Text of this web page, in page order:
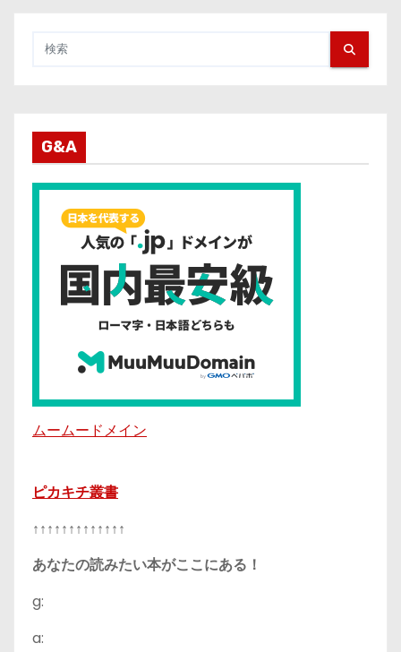
G&A
ムームードメイン
ピカキチ叢書
↑↑↑↑↑↑↑↑↑↑↑↑↑
あなたの読みたい本がここにある！
g:
a: